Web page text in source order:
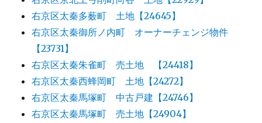
右京区太秦多薮町 土地【24645】
右京区太秦御所ノ内町 オーナーチェンジ物件
【23731】
右京区太秦朱雀町 売土地 【24418】
右京区太秦西蜂岡町 土地【24272】
右京区太秦馬塚町 中古戸建【24746】
右京区太秦馬塚町 売土地【24904】